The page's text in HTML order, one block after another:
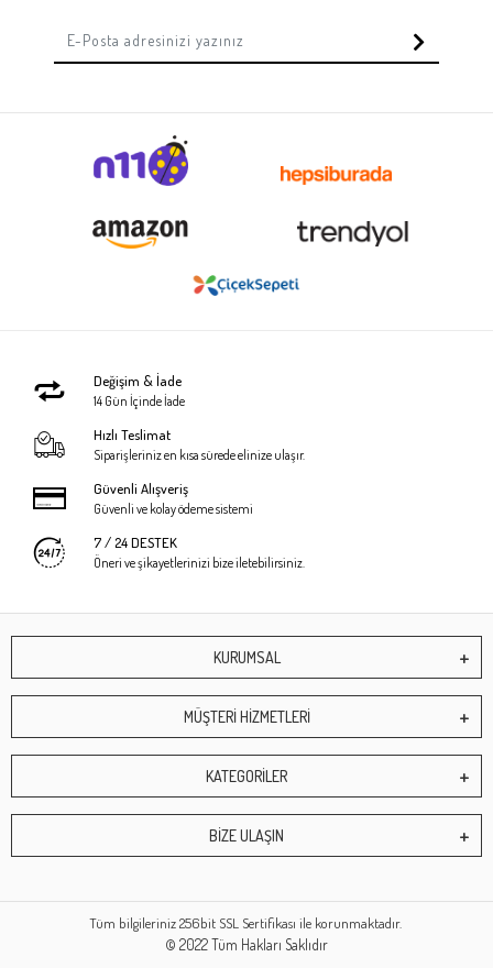
Değişim & İade
14 Gün İçinde İade
Hızlı Teslimat
Siparişleriniz en kısa sürede elinize ulaşır.
Güvenli Alışveriş
Güvenli ve kolay ödeme sistemi
7 / 24 DESTEK
Öneri ve şikayetlerinizi bize iletebilirsiniz.
KURUMSAL
MÜŞTERİ HİZMETLERİ
KATEGORİLER
BİZE ULAŞIN
Tüm bilgileriniz 256bit SSL Sertifikası ile korunmaktadır.
© 2022Tüm Hakları Saklıdır